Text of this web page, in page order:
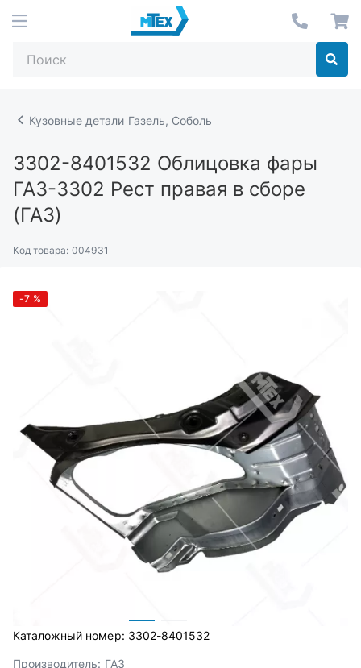
Кузовные детали Газель, Соболь
3302-8401532 Облицовка фары
ГАЗ-3302 Рест правая в сборе
(ГАЗ)
Код товара: 004931
-7 %
Каталожный номер: 3302-8401532
Производитель: ГАЗ